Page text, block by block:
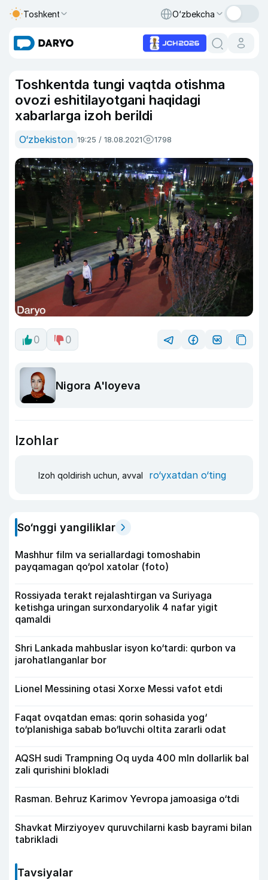
Toshkent O‘zbekcha
Toshkentda tungi vaqtda otishma
ovozi eshitilayotgani haqidagi
xabarlarga izoh berildi
O‘zbekiston 19:25 / 18.08.2021 1798
0 0
Nigora A'loyeva
Izohlar
Izoh qoldirish uchun, avval ro‘yxatdan o‘ting
So‘nggi yangiliklar
Mashhur film va seriallardagi tomoshabin
payqamagan qo‘pol xatolar (foto)
Rossiyada terakt rejalashtirgan va Suriyaga
ketishga uringan surxondaryolik 4 nafar yigit
qamaldi
Shri Lankada mahbuslar isyon ko‘tardi: qurbon va
jarohatlanganlar bor
Lionel Messining otasi Xorxe Messi vafot etdi
Faqat ovqatdan emas: qorin sohasida yog‘
to‘planishiga sabab bo‘luvchi oltita zararli odat
AQSH sudi Trampning Oq uyda 400 mln dollarlik bal
zali qurishini blokladi
Rasman. Behruz Karimov Yevropa jamoasiga o‘tdi
Shavkat Mirziyoyev quruvchilarni kasb bayrami bilan
tabrikladi
Tavsiyalar